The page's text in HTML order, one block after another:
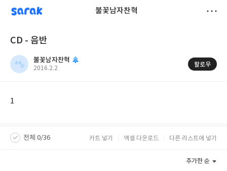
sarak 불꽃남자찬혁
CD - 음반
불꽃남자찬혁
작
2016.2.2
팔로우
1
전체 0/36 카트 넣기 엑셀 다운로드 다른 리스트에 넣기
추가한 순